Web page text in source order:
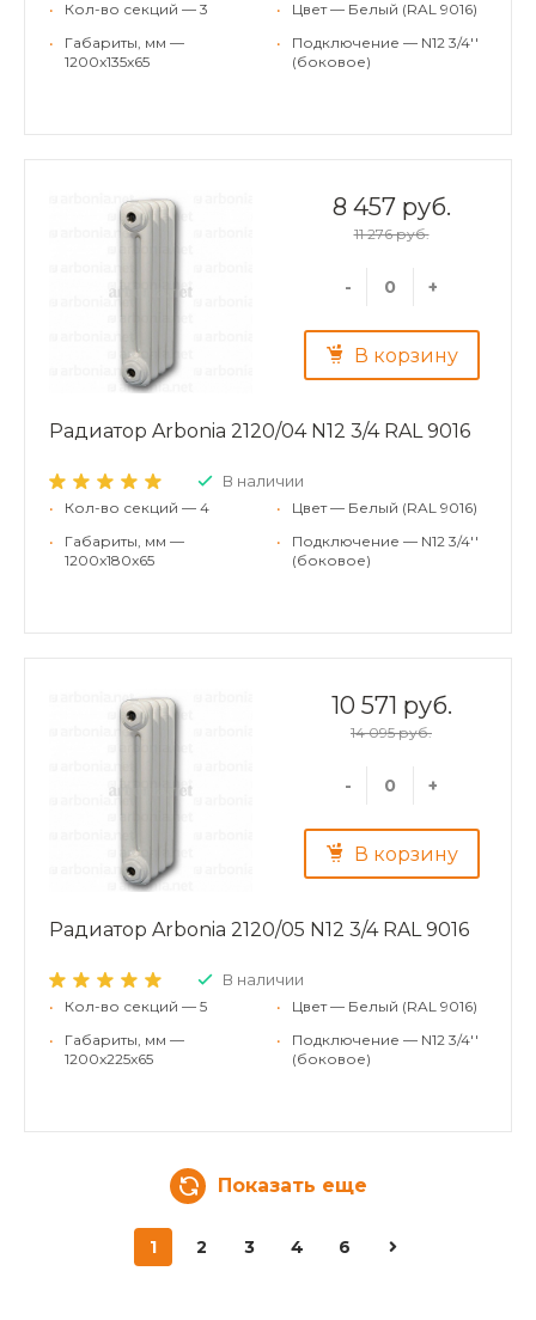
•
Кол-во секций — 3
•
Габариты, мм —
1200x135x65
•
Цвет — Белый (RAL 9016)
•
Подключение — N12 3/4''
(боковое)
8 457 руб.
11 276 руб.
- +
В корзину
Радиатор Arbonia 2120/04 N12 3/4 RAL 9016
В наличии
•
Кол-во секций — 4
•
Габариты, мм —
1200x180x65
•
Цвет — Белый (RAL 9016)
•
Подключение — N12 3/4''
(боковое)
10 571 руб.
14 095 руб.
- +
В корзину
Радиатор Arbonia 2120/05 N12 3/4 RAL 9016
В наличии
•
Кол-во секций — 5
•
Габариты, мм —
1200x225x65
•
Цвет — Белый (RAL 9016)
•
Подключение — N12 3/4''
(боковое)
Показать еще
1 2 3 4 6